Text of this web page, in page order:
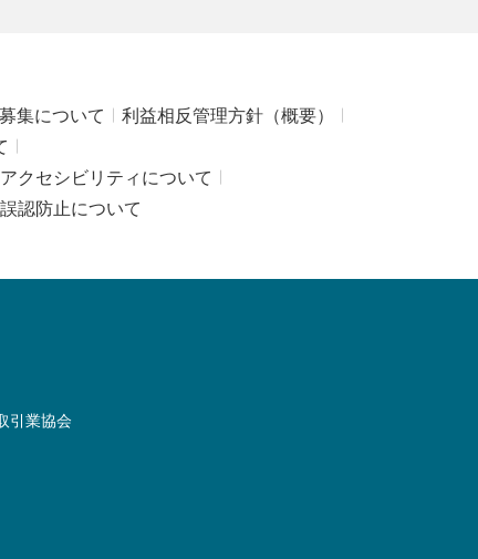
集について
利益相反管理方針（概要）
アクセシビリティについて
認防止について
引業協会